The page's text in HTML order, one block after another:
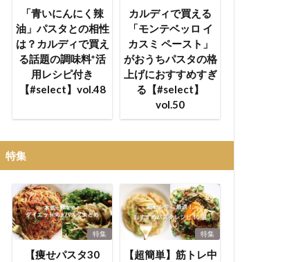
「青いにんにく辣
油」パスタとの相性
は？カルディで買え
る話題の調味料*活
用レシピ付き
【#select】vol.48
カルディで買える
「モンテベッロ イ
カスミ ペースト」
がおうちパスタの格
上げにおすすめすぎ
る【#select】
vol.50
特集
特集
【痩せパスタ30
特集
【超簡単】筋トレ中